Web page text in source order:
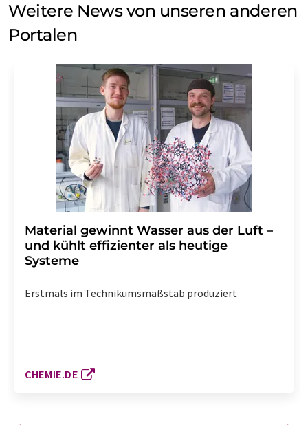
Weitere News von unseren anderen
Portalen
Material gewinnt Wasser aus der Luft –
und kühlt effizienter als heutige
Systeme
Erstmals im Technikumsmaßstab produziert
CHEMIE.DE